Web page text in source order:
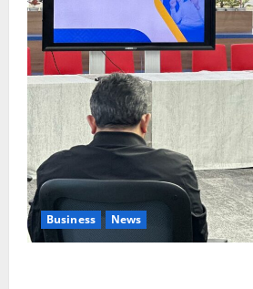
Business News